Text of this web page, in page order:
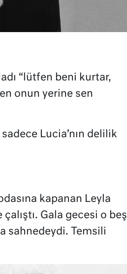
“lütfen beni kurtar,
onun yerine sen
Lucia’nın delilik
kapanan Leyla
Gala gecesi o beş
sahnedeydi. Temsili